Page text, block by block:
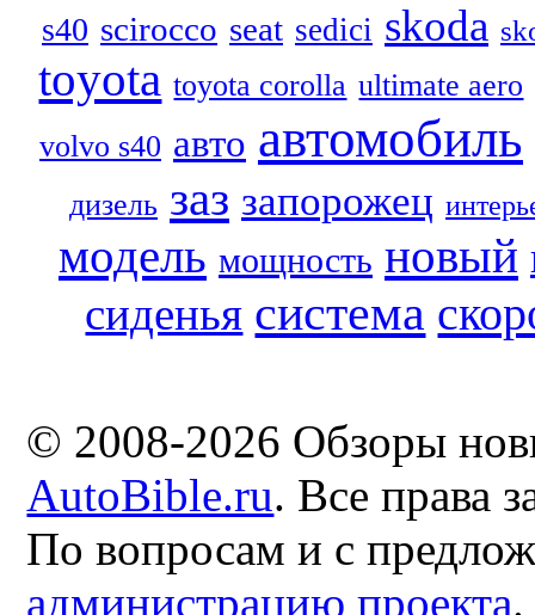
s40 scirocco seat sedici skoda
toyota toyota corolla ultimate aero
volvo s40 авто автомобиль
дизель заз запорожец
модель мощность новый
сиденья система
© 2008-2026 Обзоры
AutoBible.ru. Все права
По вопросам и с
администрацию проекта.